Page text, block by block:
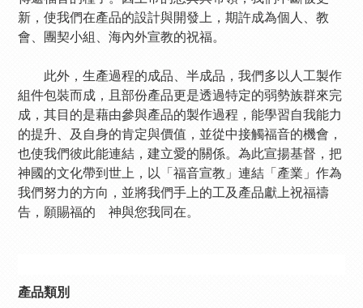
新，使我們在產品的設計與開發上，期許成為個人、教
會、團契小組、海內外宣教的祝福。
此外，生產過程的成品、半成品，我們多以人工製作
組件包裝而成，且部份產品更是透過特定的弱勢族群來完
成，其目的是藉由參與產品的製作過程，能學習自我能力
的提升、及自身的肯定與價值，並從中接觸福音的機會，
也使我們彼此能連結，建立愛的關係。為此宣揚基督，把
神國的文化帶到世上，以「福音宣教」連結「產業」作為
我們努力的方向，並將我們手上的工及產品獻上祝福禱
告，願賜福的 神與您我同在。
產品類別